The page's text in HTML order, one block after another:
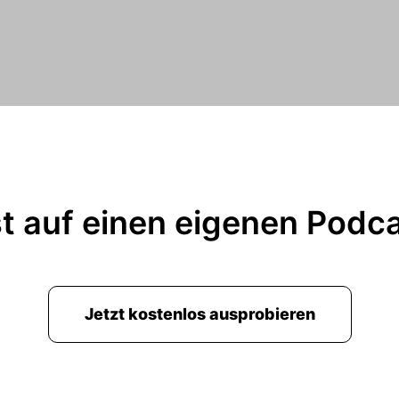
auf einen eigenen
Jetzt kostenlos ausprobieren